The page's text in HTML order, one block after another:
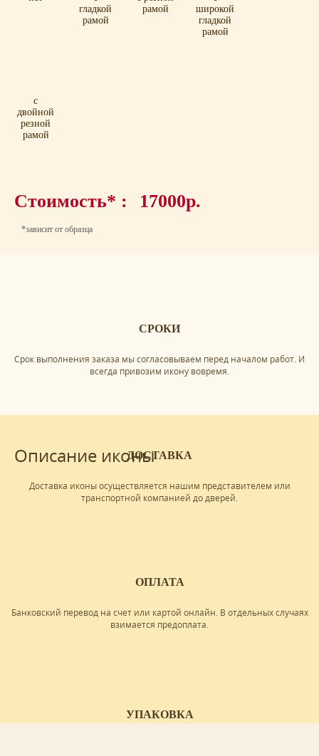
гладкой
рамой
рамой
широкой
гладкой
рамой
с
двойной
резной
рамой
Стоимость* : 17000р.
*зависит от образца
СРОКИ
Срок выполнения заказа мы согласовываем перед началом работ. И
всегда привозим икону вовремя.
ДОСТАВКА
Доставка иконы осуществляется нашим представителем или
транспортной компанией до дверей.
ОПЛАТА
Банковский перевод на счет или картой онлайн. В отдельных случаях
взимается предоплата.
УПАКОВКА
Описание иконы